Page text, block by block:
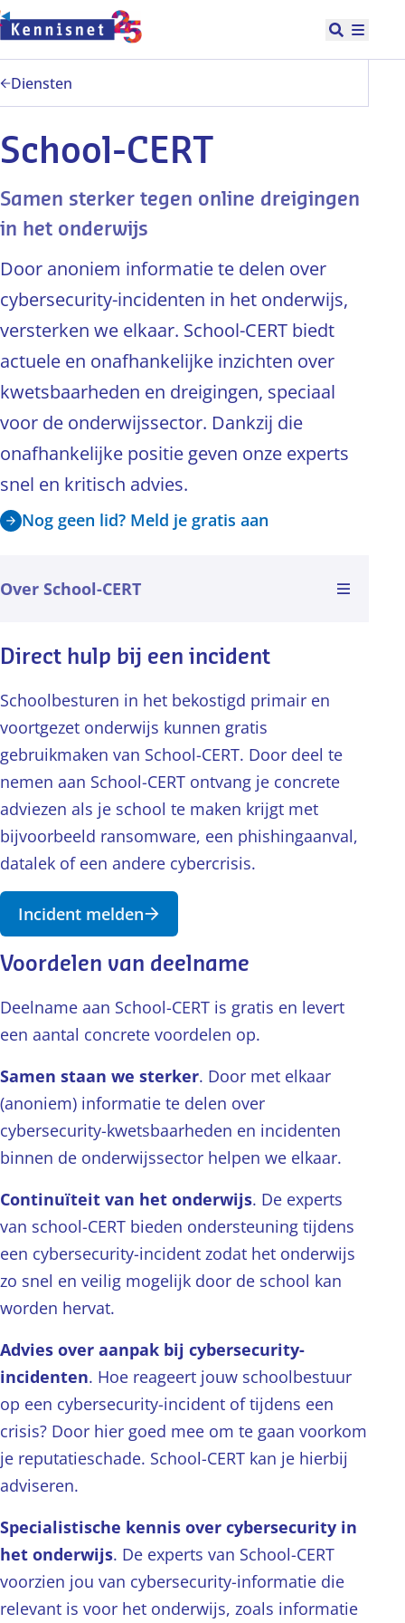
Doorgaan naar hoofdinhoud
Open
Diensten
School-CERT
Samen sterker tegen online dreigingen
in het onderwijs
Door anoniem informatie te delen over
cybersecurity-incidenten in het onderwijs,
versterken we elkaar. School-CERT biedt
actuele en onafhankelijke inzichten over
kwetsbaarheden en dreigingen, speciaal
voor de onderwijssector. Dankzij die
onafhankelijke positie geven onze experts
snel en kritisch advies.
Nog geen lid? Meld je gratis aan
Direct hulp bij een incident
Schoolbesturen in het bekostigd primair en
voortgezet onderwijs kunnen gratis
gebruikmaken van School-CERT. Door deel te
nemen aan School-CERT ontvang je concrete
adviezen als je school te maken krijgt met
bijvoorbeeld ransomware, een phishingaanval,
datalek of een andere cybercrisis.
Incident melden
Voordelen van deelname
Deelname aan School-CERT is gratis en levert
een aantal concrete voordelen op.
Samen staan we sterker. Door met elkaar
(anoniem) informatie te delen over
cybersecurity-kwetsbaarheden en incidenten
binnen de onderwijssector helpen we elkaar.
Continuïteit van het onderwijs. De experts
van school-CERT bieden ondersteuning tijdens
een cybersecurity-incident zodat het onderwijs
zo snel en veilig mogelijk door de school kan
worden hervat.
Advies over aanpak bij cybersecurity-
incidenten. Hoe reageert jouw schoolbestuur
op een cybersecurity-incident of tijdens een
crisis? Door hier goed mee om te gaan voorkom
je reputatieschade. School-CERT kan je hierbij
adviseren.
Specialistische kennis over cybersecurity in
het onderwijs. De experts van School-CERT
voorzien jou van cybersecurity-informatie die
relevant is voor het onderwijs, zoals informatie